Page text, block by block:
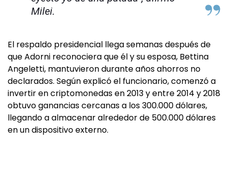
Milei.
El respaldo presidencial llega semanas después de
que Adorni reconociera que él y su esposa, Bettina
Angeletti, mantuvieron durante años ahorros no
declarados. Según explicó el funcionario, comenzó a
invertir en criptomonedas en 2013 y entre 2014 y 2018
obtuvo ganancias cercanas a los 300.000 dólares,
llegando a almacenar alrededor de 500.000 dólares
en un dispositivo externo.